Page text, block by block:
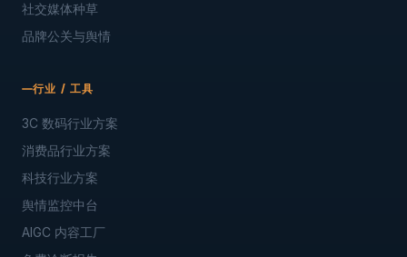
社交媒体种草
品牌公关与舆情
行业 / 工具
3C 数码行业方案
消费品行业方案
科技行业方案
舆情监控中台
AIGC 内容工厂